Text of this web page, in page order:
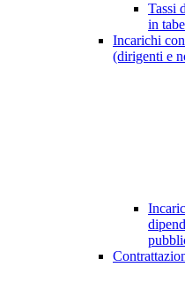
Tassi
in
Incarichi
(dirigenti e